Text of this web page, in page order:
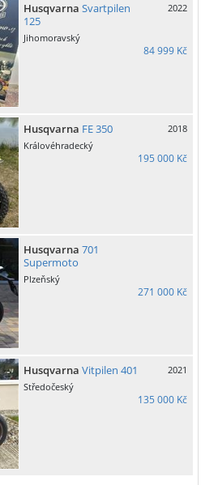
Husqvarna Svartpilen
125
2022
Jihomoravský
84 999 Kč
Husqvarna FE 350
2018
Královéhradecký
195 000 Kč
Husqvarna 701
Supermoto
Plzeňský
271 000 Kč
Husqvarna Vitpilen 401
2021
Středočeský
135 000 Kč